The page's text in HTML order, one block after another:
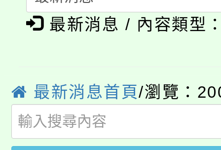
程
「本色祭」8/29、30在
8/21下午1時於龍潭區
局官網。
8月14至27日，桃園電
開!
115年桃園市運動會8/
田徑場及游泳池舉行。
桃園市低收入戶享有免
最新消息 / 內容類型
最新消息首頁/瀏覽：